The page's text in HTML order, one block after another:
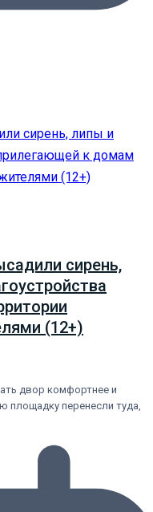
сирень,
(12+)
двор комфортнее и
площадку перенесли туда,